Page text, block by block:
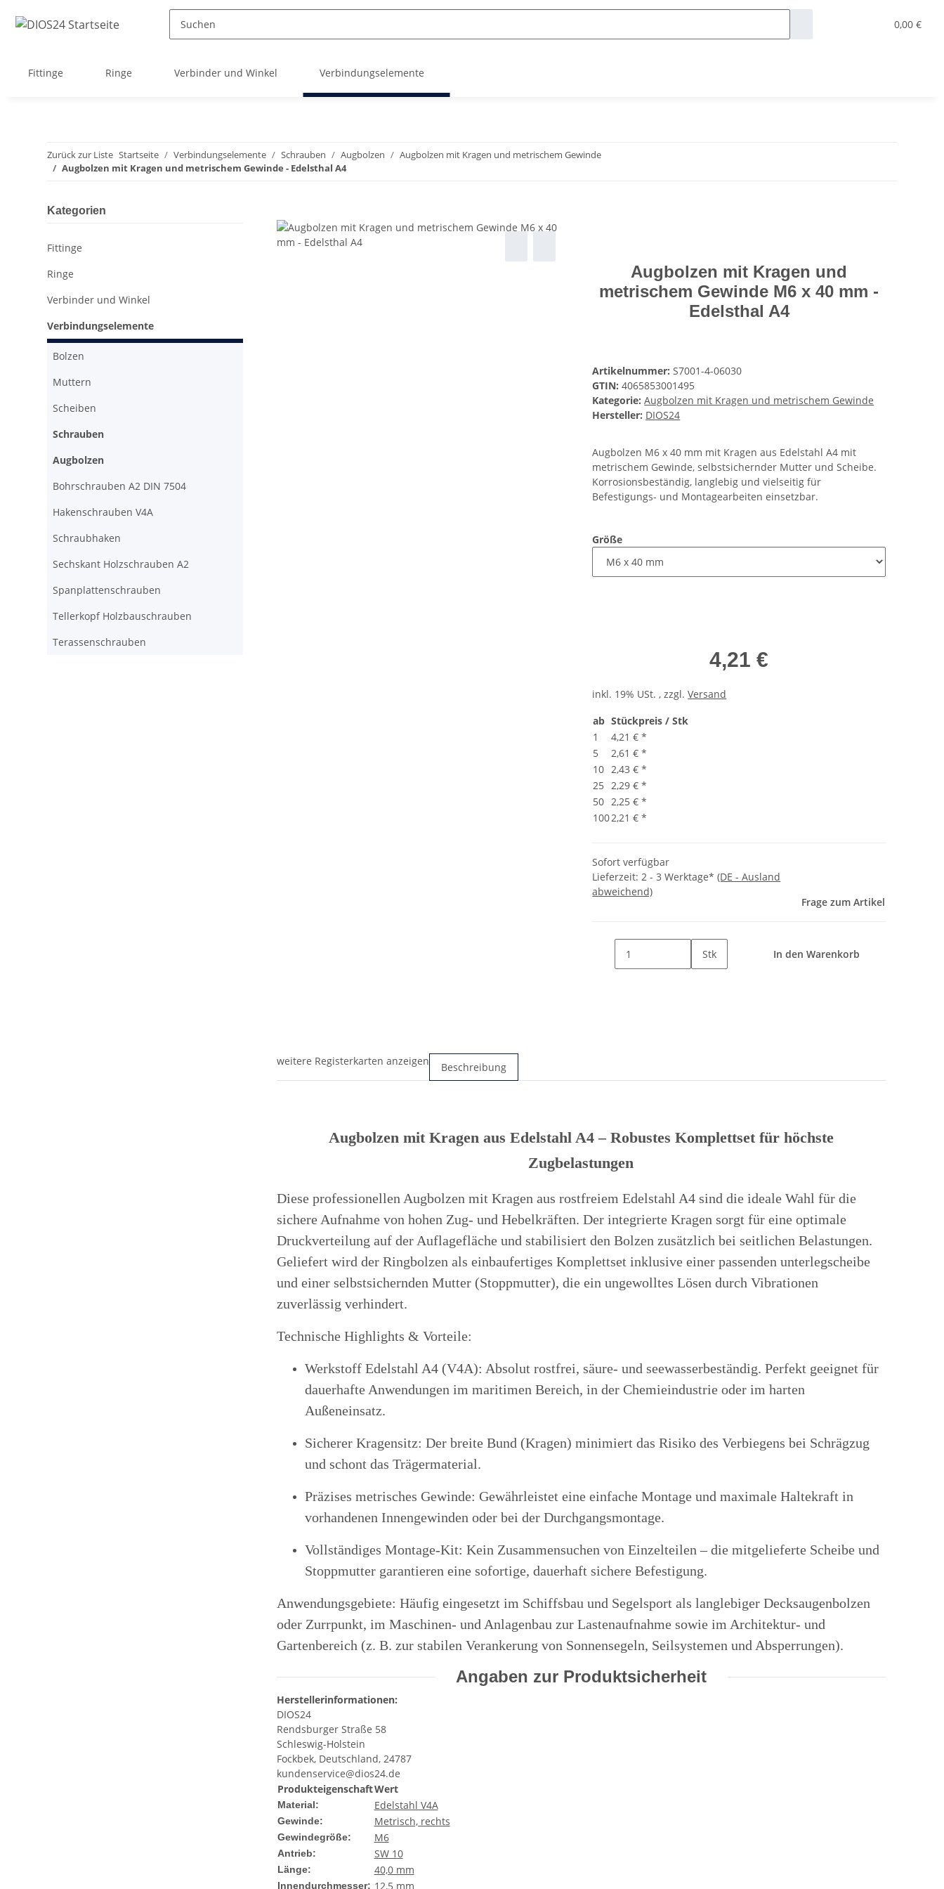
0,00 €
Fittinge Ringe Verbinder und Winkel Verbindungselemente
Zurück zur Liste Startseite Verbindungselemente Schrauben Augbolzen
Augbolzen mit Kragen und metrischem Gewinde
Augbolzen mit Kragen und metrischem Gewinde - Edelsthal A4
Augbolzen mit Kragen und
metrischem Gewinde M6 x 40 mm -
Edelsthal A4
Artikelnummer:S7001-4-06030
GTIN: 4065853001495
Kategorie:Augbolzen mit Kragen und metrischem Gewinde
Hersteller: DIOS24
Augbolzen M6 x 40 mm mit Kragen aus Edelstahl A4 mit
metrischem Gewinde, selbstsichernder Mutter und Scheibe.
Korrosionsbeständig, langlebig und vielseitig für
Befestigungs- und Montagearbeiten einsetzbar.
Größe
4,21 €
inkl. 19% USt. , zzgl.Versand
ab Stückpreis / Stk
1
4,21 € *
5
2,61 € *
10 2,43 € *
25 2,29 € *
50 2,25 € *
1002,21 € *
Sofort verfügbar
Lieferzeit:2 - 3 Werktage*(DE - Ausland
abweichend)
Frage zum Artikel
Stk In den Warenkorb
weitere Registerkarten anzeigen Beschreibung
Augbolzen mit Kragen aus Edelstahl A4 – Robustes Komplettset für höchste
Zugbelastungen
Diese professionellen Augbolzen mit Kragen aus rostfreiem Edelstahl A4 sind die ideale Wahl für die
sichere Aufnahme von hohen Zug- und Hebelkräften. Der integrierte Kragen sorgt für eine optimale
Druckverteilung auf der Auflagefläche und stabilisiert den Bolzen zusätzlich bei seitlichen Belastungen.
Geliefert wird der Ringbolzen als einbaufertiges Komplettset inklusive einer passenden unterlegscheibe
und einer selbstsichernden Mutter (Stoppmutter), die ein ungewolltes Lösen durch Vibrationen
zuverlässig verhindert.
Technische Highlights & Vorteile:
Werkstoff Edelstahl A4 (V4A): Absolut rostfrei, säure- und seewasserbeständig. Perfekt geeignet für
dauerhafte Anwendungen im maritimen Bereich, in der Chemieindustrie oder im harten
Außeneinsatz.
Sicherer Kragensitz: Der breite Bund (Kragen) minimiert das Risiko des Verbiegens bei Schrägzug
und schont das Trägermaterial.
Präzises metrisches Gewinde: Gewährleistet eine einfache Montage und maximale Haltekraft in
vorhandenen Innengewinden oder bei der Durchgangsmontage.
Vollständiges Montage-Kit: Kein Zusammensuchen von Einzelteilen – die mitgelieferte Scheibe und
Stoppmutter garantieren eine sofortige, dauerhaft sichere Befestigung.
Anwendungsgebiete: Häufig eingesetzt im Schiffsbau und Segelsport als langlebiger Decksaugenbolzen
oder Zurrpunkt, im Maschinen- und Anlagenbau zur Lastenaufnahme sowie im Architektur- und
Gartenbereich (z. B. zur stabilen Verankerung von Sonnensegeln, Seilsystemen und Absperrungen).
Angaben zur Produktsicherheit
Herstellerinformationen:
DIOS24
Rendsburger Straße 58
Schleswig-Holstein
Fockbek, Deutschland, 24787
kundenservice@dios24.de
ProdukteigenschaftWert
Material: Edelstahl V4A
Gewinde: Metrisch, rechts
Gewindegröße: M6
Antrieb: SW 10
Länge: 40,0 mm
Innendurchmesser: 12,5 mm
Kategorien
Fittinge
Ringe
Verbinder und Winkel
Verbindungselemente
Bolzen
Muttern
Scheiben
Schrauben
Augbolzen
Bohrschrauben A2 DIN 7504
Hakenschrauben V4A
Schraubhaken
Sechskant Holzschrauben A2
Spanplattenschrauben
Tellerkopf Holzbauschrauben
Terassenschrauben